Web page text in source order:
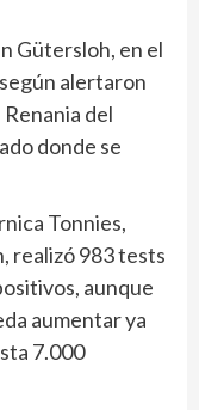
Gütersloh, en el
alertaron
del
donde se
Tonnies,
realizó 983 tests
aunque
aumentar ya
7.000